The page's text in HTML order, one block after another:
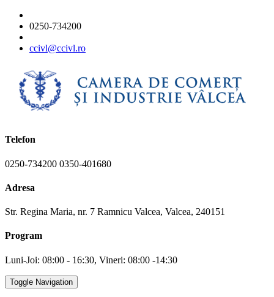
0250-734200
ccivl@ccivl.ro
Telefon
0250-734200 0350-401680
Adresa
Str. Regina Maria, nr. 7 Ramnicu Valcea, Valcea, 240151
Program
Luni-Joi: 08:00 - 16:30, Vineri: 08:00 -14:30
Toggle Navigation